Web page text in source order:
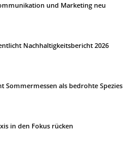
und Marketing neu
Nachhaltigkeitsbericht 2026
Sommermessen als bedrohte Spezies
in den Fokus rücken